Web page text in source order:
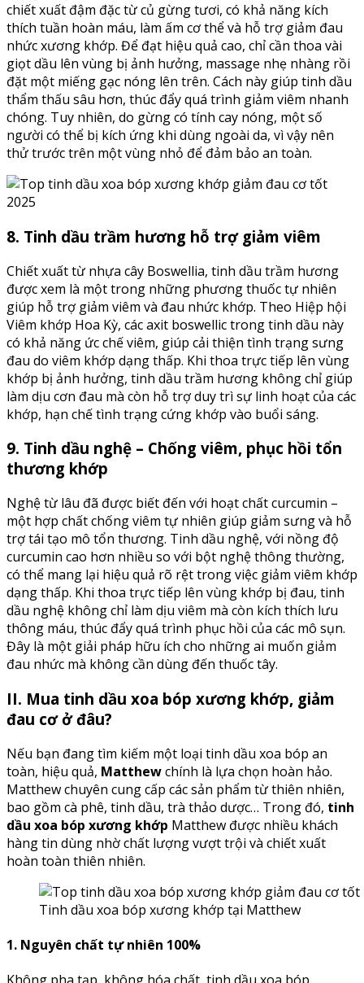
chiết xuất đậm đặc từ củ gừng tươi, có khả năng kích
thích tuần hoàn máu, làm ấm cơ thể và hỗ trợ giảm đau
nhức xương khớp. Để đạt hiệu quả cao, chỉ cần thoa vài
giọt dầu lên vùng bị ảnh hưởng, massage nhẹ nhàng rồi
đặt một miếng gạc nóng lên trên. Cách này giúp tinh dầu
thẩm thấu sâu hơn, thúc đẩy quá trình giảm viêm nhanh
chóng. Tuy nhiên, do gừng có tính cay nóng, một số
người có thể bị kích ứng khi dùng ngoài da, vì vậy nên
thử trước trên một vùng nhỏ để đảm bảo an toàn.
8. Tinh dầu trầm hương hỗ trợ giảm viêm
Chiết xuất từ nhựa cây Boswellia, tinh dầu trầm hương
được xem là một trong những phương thuốc tự nhiên
giúp hỗ trợ giảm viêm và đau nhức khớp. Theo Hiệp hội
Viêm khớp Hoa Kỳ, các axit boswellic trong tinh dầu này
có khả năng ức chế viêm, giúp cải thiện tình trạng sưng
đau do viêm khớp dạng thấp. Khi thoa trực tiếp lên vùng
khớp bị ảnh hưởng, tinh dầu trầm hương không chỉ giúp
làm dịu cơn đau mà còn hỗ trợ duy trì sự linh hoạt của các
khớp, hạn chế tình trạng cứng khớp vào buổi sáng.
9. Tinh dầu nghệ – Chống viêm, phục hồi tổn
thương khớp
Nghệ từ lâu đã được biết đến với hoạt chất curcumin –
một hợp chất chống viêm tự nhiên giúp giảm sưng và hỗ
trợ tái tạo mô tổn thương. Tinh dầu nghệ, với nồng độ
curcumin cao hơn nhiều so với bột nghệ thông thường,
có thể mang lại hiệu quả rõ rệt trong việc giảm viêm khớp
dạng thấp. Khi thoa trực tiếp lên vùng khớp bị đau, tinh
dầu nghệ không chỉ làm dịu viêm mà còn kích thích lưu
thông máu, thúc đẩy quá trình phục hồi của các mô sụn.
Đây là một giải pháp hữu ích cho những ai muốn giảm
đau nhức mà không cần dùng đến thuốc tây.
II. Mua tinh dầu xoa bóp xương khớp, giảm
đau cơ ở đâu?
Nếu bạn đang tìm kiếm một loại tinh dầu xoa bóp an
toàn, hiệu quả, Matthewchính là lựa chọn hoàn hảo.
Matthew chuyên cung cấp các sản phẩm từ thiên nhiên,
bao gồm cà phê, tinh dầu, trà thảo dược… Trong đó, tinh
dầu xoa bóp xương khớp Matthew được nhiều khách
hàng tin dùng nhờ chất lượng vượt trội và chiết xuất
hoàn toàn thiên nhiên.
Tinh dầu xoa bóp xương khớp tại Matthew
1. Nguyên chất tự nhiên 100%